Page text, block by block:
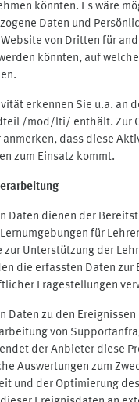
könnten. Es wäre
Daten und
von Dritten für
könnten, auf
erkennen Sie u.a. an
/mod/lti/ enthält. Zur
anmerken, dass diese
zum Einsatz kommt.
Daten dienen der
für
Unterstützung der
die erfassten Daten zur
Fragestellungen
Daten zu den
von
der Anbieter diese
Auswertungen zum
und der Optimierung